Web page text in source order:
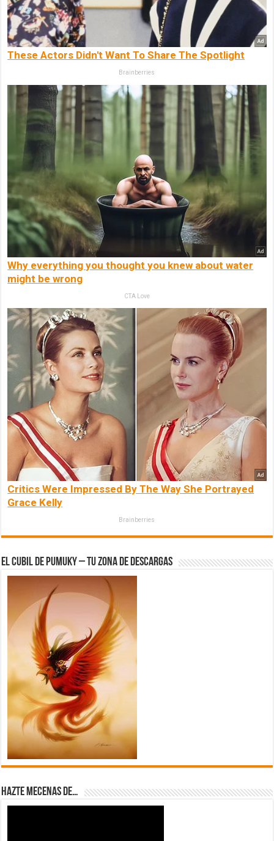
These Actors Didn't Want To Share The Spotlight
Brainberries
Why everything you thought you knew about water
might be wrong
CTA Love
Critics Were Impressed By The Way She Portrayed
Grace Kelly
Brainberries
El Cubil de Pumuky – Tu zona de Descargas
Hazte Mecenas de…